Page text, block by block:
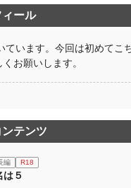
ール
ています。今回は初めてこ
お願いします。
テンツ
編 R18
５